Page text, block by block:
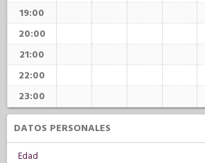
19:00
20:00
21:00
22:00
23:00
DATOS PERSONALES
Edad